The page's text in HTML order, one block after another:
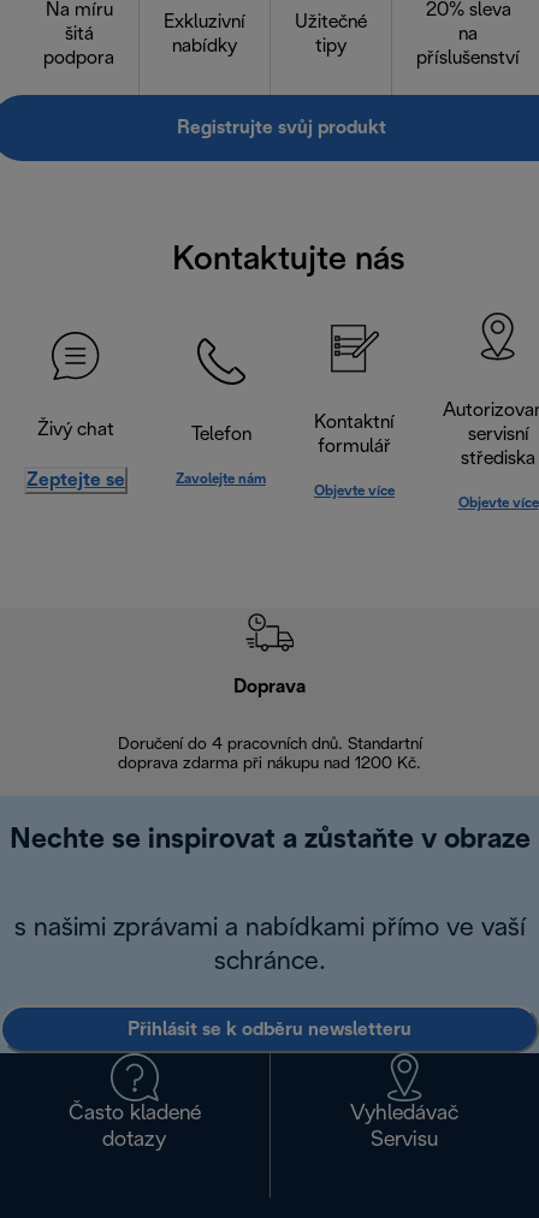
Na míru
šitá
podpora
Exkluzivní
nabídky
Užitečné
tipy
20% sleva
na
příslušenství
Registrujte svůj produkt
Kontaktujte nás
Živý chat
Zeptejte se
Telefon
Zavolejte nám
Kontaktní
formulář
Objevte více
servisní
střediska
Objevte více
Doprava
Doručení do 4 pracovních dnů. Standartní
doprava zdarma při nákupu nad 1200 Kč.
Nechte se inspirovat a zůstaňte v obraze
s našimi zprávami a nabídkami přímo ve vaší
schránce.
Přihlásit se k odběru newsletteru
Často kladené
dotazy
Vyhledávač
Servisu